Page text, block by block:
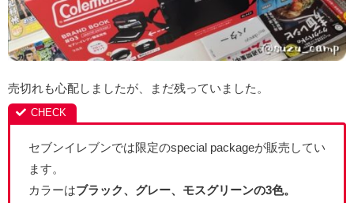
売切れも心配しましたが、まだ残っていました。
セブンイレブンでは限定のspecial packageが販売してい
ます。
カラーはブラック、グレー、モスグリーンの3色。